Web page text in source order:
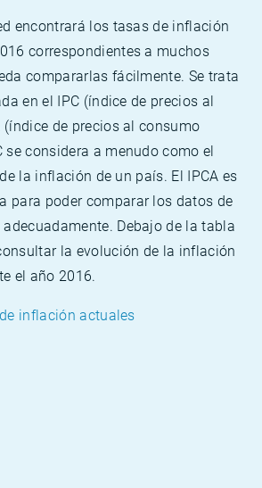
encontrará los tasas de inflación
correspondientes a muchos
compararlas fácilmente. Se trata
en el IPC (índice de precios al
(índice de precios al consumo
se considera a menudo como el
la inflación de un país. El IPCA es
para poder comparar los datos de
Debajo de la tabla
la evolución de la inflación
el año 2016.
inflación actuales